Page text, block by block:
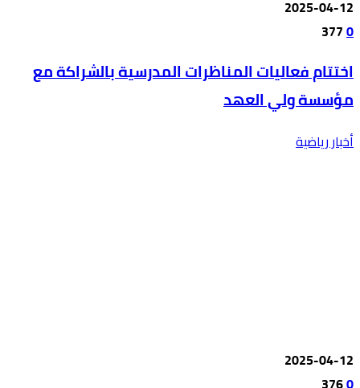
2025-04-12
0
377
اختتام فعاليات المناظرات المدرسية بالشراكة مع
مؤسسة ولي العهد
أخبار رياضية
2025-04-12